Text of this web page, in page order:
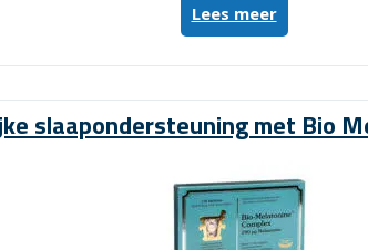
Lees meer“Ontdek
de
Voordelen
voor
Betere
Nachtrust”
slaapondersteuning met Bio